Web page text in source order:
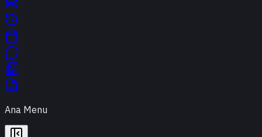
Ana Menu